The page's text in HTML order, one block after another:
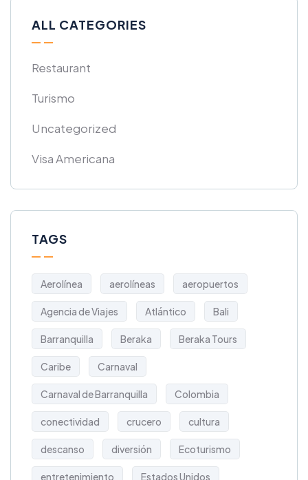
ALL CATEGORIES
Restaurant
Turismo
Uncategorized
Visa Americana
TAGS
Aerolínea aerolíneas aeropuertos
Agencia de Viajes Atlántico Bali
Barranquilla Beraka Beraka Tours
Caribe Carnaval
Carnaval de Barranquilla Colombia
conectividad crucero cultura
descanso diversión Ecoturismo
entretenimiento Estados Unidos